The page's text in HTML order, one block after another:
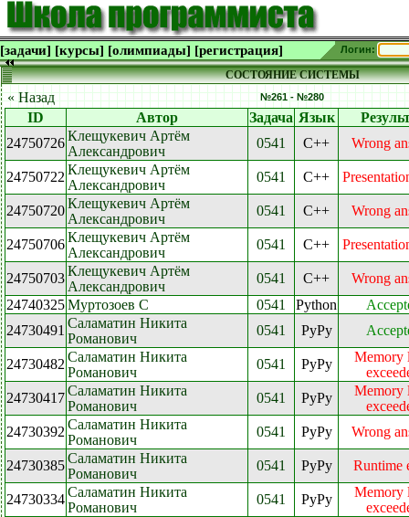
[задачи] [курсы] [олимпиады] [регистрация] Логин:
СОСТОЯНИЕ СИСТЕМЫ
« Назад №261 - №280
ID Автор Задача Язык
24750726Клещукевич Артём
Александрович
0541 C++ Wrong
24750722 Клещукевич Артём
Александрович
0541 C++
24750720Клещукевич Артём
Александрович
0541 C++ Wrong
24750706Клещукевич Артём
Александрович
0541 C++
24750703Клещукевич Артём
Александрович
0541 C++
Wrong
24740325Муртозоев С 0541 Python
24730491 Саламатин Никита
Романович
0541 PyPy
24730482 Саламатин Никита
Романович
0541 PyPy
Memory
24730417Саламатин Никита
Романович
0541 PyPy
Memory
24730392 Саламатин Никита
Романович
0541 PyPy Wrong
24730385Саламатин Никита
Романович
0541 PyPy Runtime
24730334Саламатин Никита
Романович
0541 PyPy
Memory